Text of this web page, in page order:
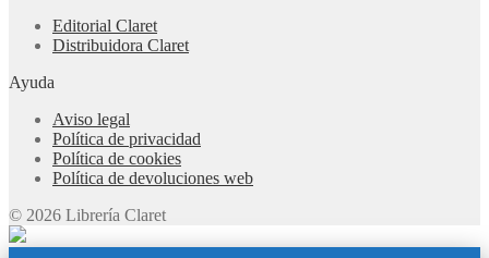
Editorial Claret
Distribuidora Claret
Ayuda
Aviso legal
Política de privacidad
Política de cookies
Política de devoluciones web
© 2026 Librería Claret